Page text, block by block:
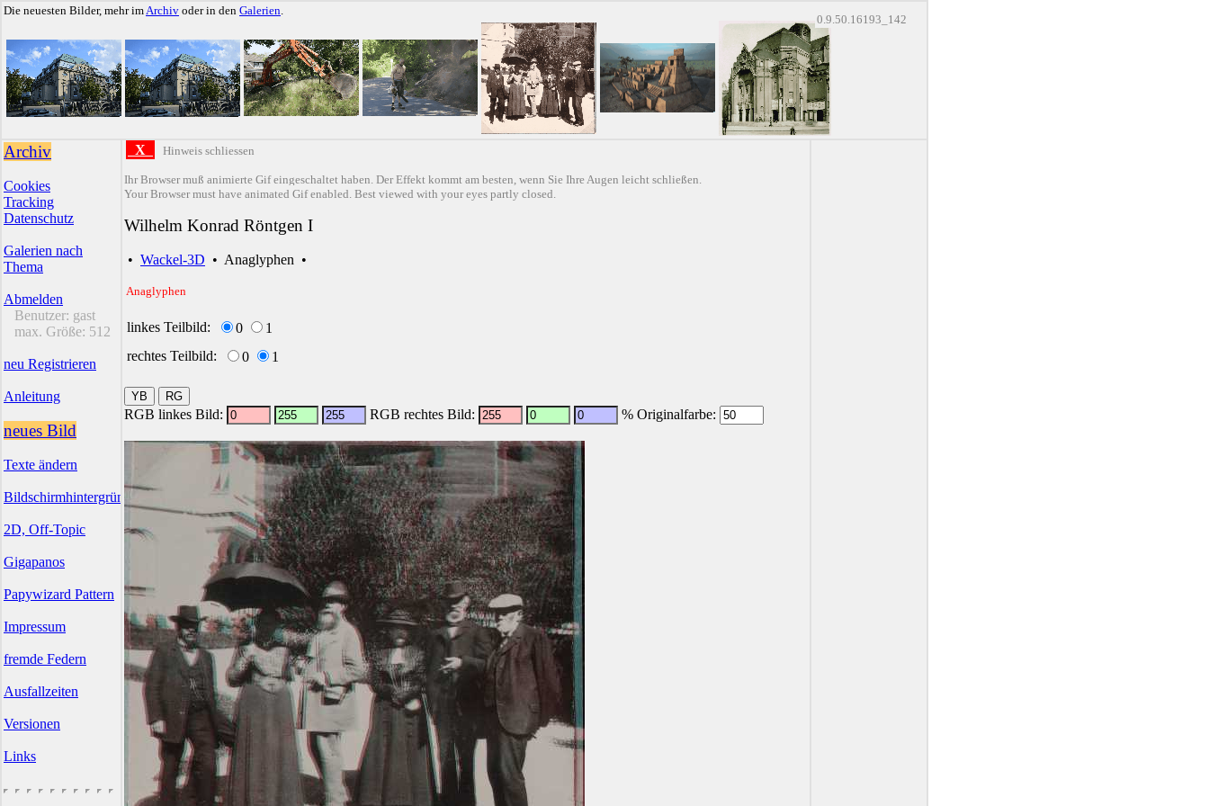
Die neuesten Bilder, mehr imArchiv oder in den Galerien.
0.9.50.16193_142
Archiv
Cookies
Tracking
Datenschutz
Galerien nach
Thema
Abmelden
Benutzer: gast
max. Größe: 512
neu Registrieren
Anleitung
neues Bild
Texte ändern
Bildschirmhintergründe
2D, Off-Topic
Gigapanos
Papywizard Pattern
Impressum
fremde Federn
Ausfallzeiten
Versionen
Links
X Hinweis schliessen
Ihr Browser muß animierte Gif eingeschaltet haben. Der Effekt kommt am besten, wenn Sie Ihre Augen leicht schließen.
Your Browser must have animated Gif enabled. Best viewed with your eyes partly closed.
Wilhelm Konrad Röntgen I
• Wackel-3D • Anaglyphen •
Anaglyphen
linkes Teilbild: 0
1
rechtes Teilbild:
0 1
RGB linkes Bild: RGB rechtes Bild: % Originalfarbe: